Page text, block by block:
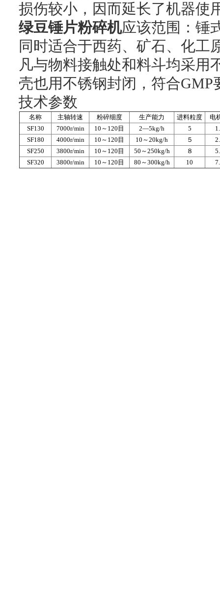
损伤较小，因而延长了机器使
绿豆锤片粉碎机应该范围：锤
同时适合于西药、矿石、化工
凡与物料接触处和料斗均采用
壳也用不锈钢封闭，符合GMP
技术参数
名称 主轴转速 粉碎细度 生产能力 进料粒度
电
SF130
7000r/min 10～120目 2—5kg/h 5
SF180
4000r/min 10～120目 10～20kg/h ５
SF250
3800r/min 10～120目 50～250kg/h ８
SF320
3800r/min 10～120目 80～300kg/h 10